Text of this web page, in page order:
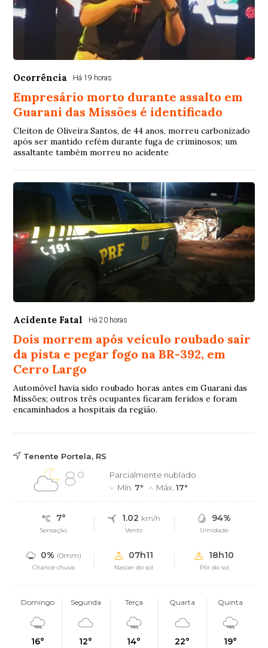
Ocorrência Há 19 horas
Empresário morto durante assalto em
Guarani das Missões é identificado
Cleiton de Oliveira Santos, de 44 anos, morreu carbonizado
após ser mantido refém durante fuga de criminosos; um
assaltante também morreu no acidente
Acidente Fatal Há 20 horas
Dois morrem após veículo roubado sair
da pista e pegar fogo na BR-392, em
Cerro Largo
Automóvel havia sido roubado horas antes em Guarani das
Missões; outros três ocupantes ficaram feridos e foram
encaminhados a hospitais da região.
Tenente Portela, RS
8°
Parcialmente nublado
Mín. 7° Máx.17°
7°
Sensação
1.02 km/h
Vento
94%
Umidade
0% (0mm)
Chance chuva
07h11
Nascer do sol
18h10
Pôr do sol
Domingo
16°
Segunda
12°
Terça
14°
Quarta
22°
Quinta
19°